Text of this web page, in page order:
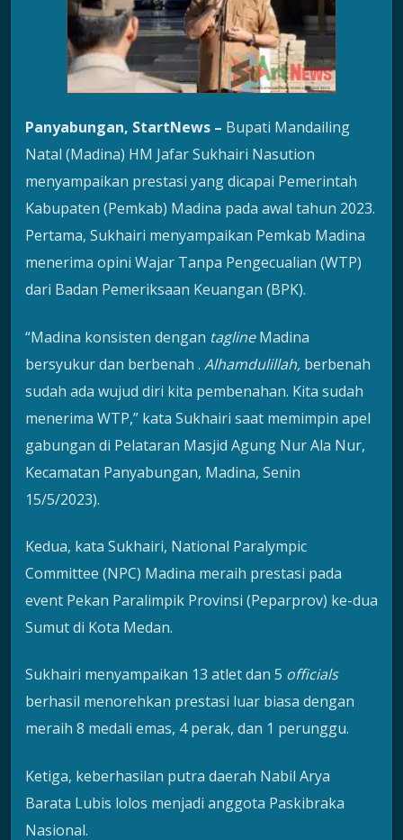
Panyabungan, StartNews – Bupati Mandailing
Natal (Madina) HM Jafar Sukhairi Nasution
menyampaikan prestasi yang dicapai Pemerintah
Kabupaten (Pemkab) Madina pada awal tahun 2023.
Pertama, Sukhairi menyampaikan Pemkab Madina
menerima opini Wajar Tanpa Pengecualian (WTP)
dari Badan Pemeriksaan Keuangan (BPK).
“Madina konsisten dengan taglineMadina
bersyukur dan berbenah . Alhamdulillah, berbenah
sudah ada wujud diri kita pembenahan. Kita sudah
menerima WTP,” kata Sukhairi saat memimpin apel
gabungan di Pelataran Masjid Agung Nur Ala Nur,
Kecamatan Panyabungan, Madina, Senin
15/5/2023).
Kedua, kata Sukhairi, National Paralympic
Committee (NPC) Madina meraih prestasi pada
event Pekan Paralimpik Provinsi (Peparprov) ke-dua
Sumut di Kota Medan.
Sukhairi menyampaikan 13 atlet dan 5 officials
berhasil menorehkan prestasi luar biasa dengan
meraih 8 medali emas, 4 perak, dan 1 perunggu.
Ketiga, keberhasilan putra daerah Nabil Arya
Barata Lubis lolos menjadi anggota Paskibraka
Nasional.